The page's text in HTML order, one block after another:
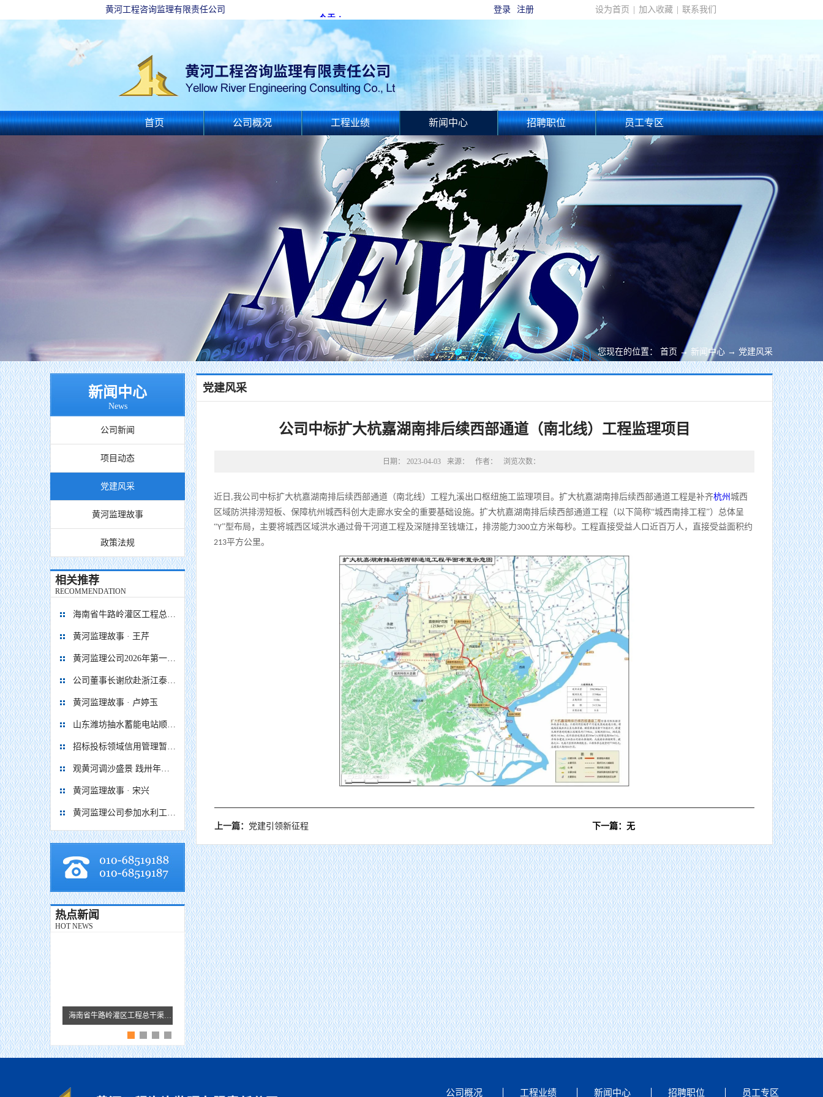
黄河工程咨询监理有限责任公司 设为首页 加入收藏 联系我们
登录 注册
首页 公司概况 工程业绩 新闻中心 招聘职位 员工专区
新闻中心
News
公司新闻
项目动态
党建风采
黄河监理故事
政策法规
相关推荐
RECOMMENDATION
海南省牛路岭灌区工程总干渠1#隧洞无压段提前5个月贯通
黄河监理故事 · 王芹
黄河监理公司2026年第一次 股东会、董事会、监事会顺利召开
公司董事长谢欣赴浙江泰顺抽水蓄能电站项目调研慰问
黄河监理故事 · 卢婷玉
山东潍坊抽水蓄能电站顺利通过蓄水阶段移民安置省级终验
招标投标领域信用管理暂行办法
观黄河调沙盛景 践卅年监理初心
黄河监理故事 · 宋兴
黄河监理公司参加水利工程移民安置监督评估企业座谈会
热点新闻
HOT NEWS
海南省牛路岭灌区工程总干渠1#隧洞无压段提前5个月贯通 黄河监理故事 · 王芹 黄河监理公司2026年第一次 股东会、董事会、监事会顺利召开 公司董事长谢欣赴浙江泰顺抽水蓄能电站项目调研慰问
您现在的位置： 首页 → 新闻中心 → 党建风采
党建风采
公司中标扩大杭嘉湖南排后续西部通道（南北线）工程监理项目
日期： 2023-04-03 来源： 作者： 浏览次数：
近日 ,我公司中标扩大杭嘉湖南排后续西部通道（南北线）工程九溪出口枢纽施工监理项目。扩大杭嘉湖南排后续西部通道工程是补齐杭州 城西
区域防洪排涝短板、保障杭州城西科创大走廊水安全的重要基础设施。 扩大杭嘉湖南排后续西部通道工程（以下简称“城西南排工程”）总体呈
“Y”型布局，主要将城西区域洪水通过骨干河道工程及深隧排至钱塘江，排涝能力300立方米每秒。工程直接受益人口近百万人，直接受益面积约
213平方公里。
上一篇： 党建引领新征程 下一篇：无
公司概况 工程业绩 新闻中心 招聘职位 员工专区